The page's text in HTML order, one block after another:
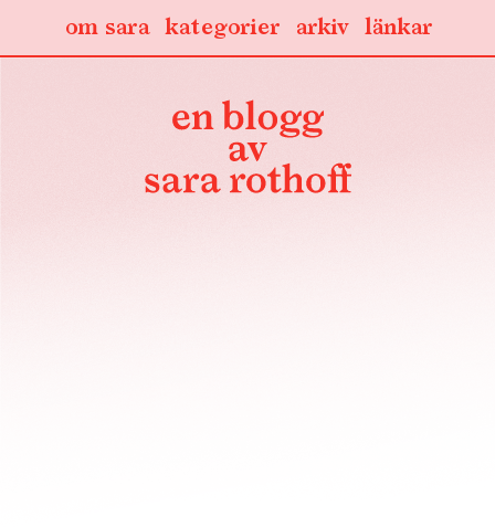
länkar
arkiv
kategorier
om sara